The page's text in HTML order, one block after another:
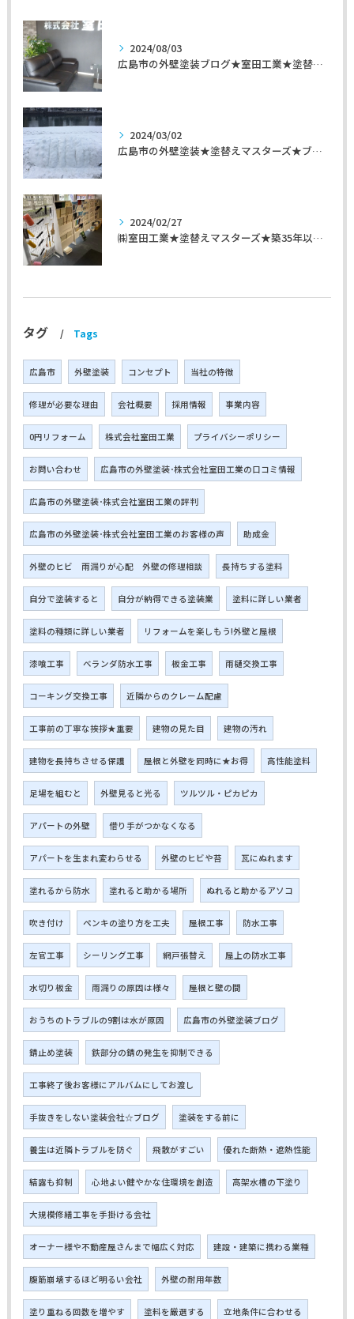
2024/08/03
広島市の外壁塗装ブログ★室田工業★塗替えマスターズ★外壁リフォーム
2024/03/02
広島市の外壁塗装★塗替えマスターズ★ブログ「初めて家を手入れするのに」
2024/02/27
㈱室田工業★塗替えマスターズ★築35年以上のお宅の施工事例
タグ Tags
広島市 外壁塗装 コンセプト 当社の特徴
修理が必要な理由 会社概要 採用情報 事業内容
0円リフォーム 株式会社室田工業 プライバシーポリシー
お問い合わせ 広島市の外壁塗装･株式会社室田工業の口コミ情報
広島市の外壁塗装･株式会社室田工業の評判
広島市の外壁塗装･株式会社室田工業のお客様の声 助成金
外壁のヒビ 雨漏りが心配 外壁の修理相談 長持ちする塗料
自分で塗装すると 自分が納得できる塗装業 塗料に詳しい業者
塗料の種類に詳しい業者 リフォームを楽しもう!外壁と屋根
漆喰工事 ベランダ防水工事 板金工事 雨樋交換工事
コーキング交換工事 近隣からのクレーム配慮
工事前の丁寧な挨拶★重要 建物の見た目 建物の汚れ
建物を長持ちさせる保護 屋根と外壁を同時に★お得 高性能塗料
足場を組むと 外壁見ると光る ツルツル・ピカピカ
アパートの外壁 借り手がつかなくなる
アパートを生まれ変わらせる 外壁のヒビや苔 瓦にぬれます
塗れるから防水 塗れると助かる場所 ぬれると助かるアソコ
吹き付け ペンキの塗り方を工夫 屋根工事 防水工事
左官工事 シーリング工事 網戸張替え 屋上の防水工事
水切り板金 雨漏りの原因は様々 屋根と壁の間
おうちのトラブルの9割は水が原因 広島市の外壁塗装ブログ
錆止め塗装 鉄部分の錆の発生を抑制できる
工事終了後お客様にアルバムにしてお渡し
手抜きをしない塗装会社☆ブログ 塗装をする前に
養生は近隣トラブルを防ぐ 飛散がすごい 優れた断熱・遮熱性能
結露も抑制 心地よい健やかな住環境を創造 高架水槽の下塗り
大規模修繕工事を手掛ける会社
オーナー様や不動産屋さんまで幅広く対応 建設・建築に携わる業種
腹筋崩壊するほど明るい会社 外壁の耐用年数
塗り重ねる回数を増やす 塗料を厳選する 立地条件に合わせる